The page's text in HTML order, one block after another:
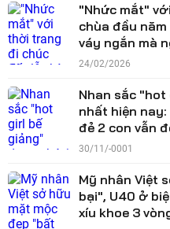
"Nhức mắt"
chùa đầu năm
váy ngắn mà
24/02/2026
Nhan sắc
nhất hiện
đẻ 2 con vẫn
30/11/-0001
Mỹ nhân Việt
bại", U40 ở
xíu khoe 3